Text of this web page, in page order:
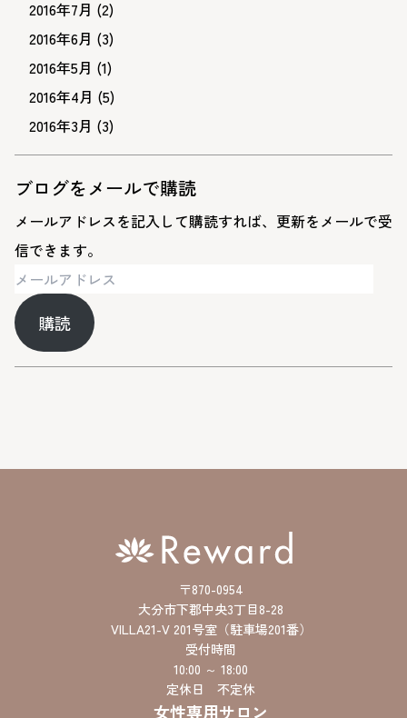
2016年7月 (2)
2016年6月 (3)
2016年5月 (1)
2016年4月 (5)
2016年3月 (3)
ブログをメールで購読
メールアドレスを記入して購読すれば、更新をメールで受
信できます。
メ
ー
ル
ア
購読
〒870-0954
大分市下郡中央3丁目8-28
VILLA21-V 201号室（駐車場201番）
受付時間
10:00 ～ 18:00
定休日 不定休
女性専用サロン